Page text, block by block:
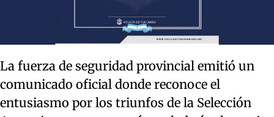
La fuerza de seguridad provincial emitió un
comunicado oficial donde reconoce el
entusiasmo por los triunfos de la Selección